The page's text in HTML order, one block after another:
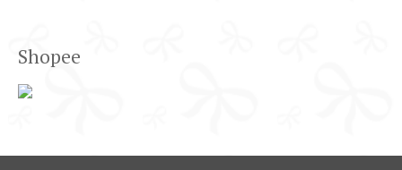
Shopee